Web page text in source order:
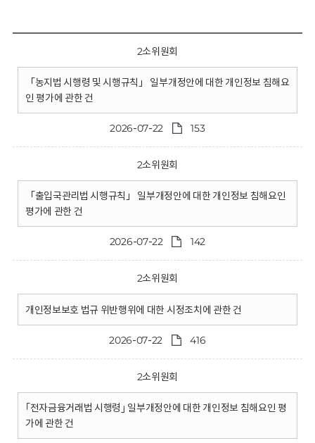
2소위원회
「농지법 시행령 및 시행규칙」 일부개정안에 대한 개인정보 침해요
인 평가에 관한 건
2026-07-22 153
2소위원회
「출입국관리법 시행규칙」 일부개정안에 대한 개인정보 침해요인
평가에 관한 건
2026-07-22 142
2소위원회
개인정보보호 법규 위반행위에 대한 시정조치에 관한 건
2026-07-22 416
2소위원회
｢전자금융거래법 시행령｣ 일부개정안에 대한 개인정보 침해요인 평
가에 관한 건